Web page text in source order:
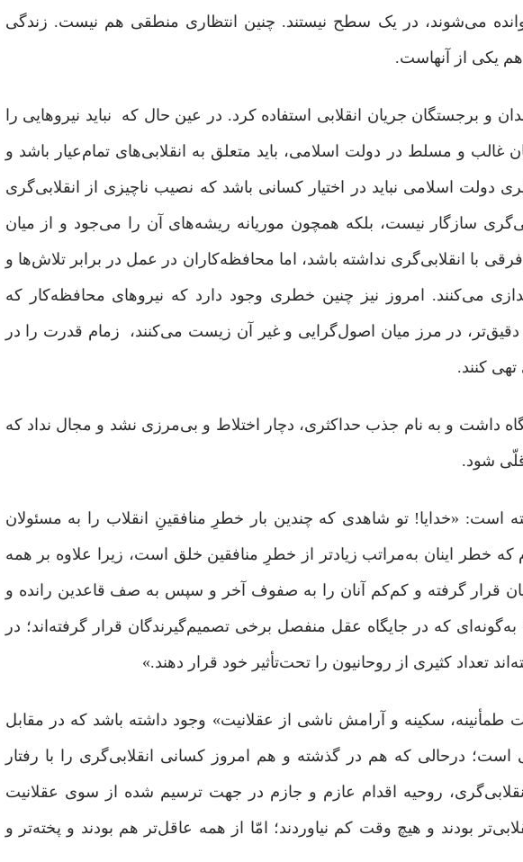
می‌شوند، در یک سطح نیستند. چنین انتظاری منطقی هم نیست. زندگی
یکی از آنهاست.
و برجستگان جریان انقلابی استفاده کرد. در عین حال که نباید نیروهایی را
غالب و مسلط در دولت اسلامی، باید متعلق به انقلابی‌های تمام‌عیار باشد و
دولت اسلامی نباید در اختیار کسانی باشد که نصیب ناچیزی از انقلابی‌گری
سازگار نیست، بلکه همچون موریانه ریشه‌های آن را می‌جود و از میان
با انقلابی‌گری نداشته باشد، اما محافظه‌کاران در عمل در برابر تلاش‌ها و
می‌کنند. امروز نیز چنین خطری وجود دارد که نیروهای محافظه‌کار که
‌دقیق‌تر، در مرز میان اصول‌گرایی و غیر آن زیست می‌کنند، زمام قدرت را در
کنند.
داشت و به نام جذب حداکثری، دچار اختلاط و بی‌مرزی نشد و مجال نداد که
شود.
است: «خدایا! تو شاهدی که چندین بار خطرِ منافقینِ انقلاب را به مسئولان
که خطر اینان به‌مراتب زیادتر از خطرِ منافقین خلق است، زیرا علاوه بر همه
قرار گرفته و کم‌کم آنان را به صفوف آخر و سپس به صف قاعدین ‌رانده‌ و
‌که در جایگاه عقل منفصل برخی تصمیم‌گیرندگان قرار گرفته‌اند؛ در
تعداد کثیری از روحانیون را تحت‌تأثیر خود قرار دهند.»
طمأنینه، سکینه و آرامش ناشی از عقلانیت» وجود داشته باشد که در مقابل
درحالی‌ که هم در گذشته و هم امروز کسانی انقلابی‌گری را با رفتار
روحیه اقدام عازم‌ و جازم در جهت ترسیم‌ شده از سوی عقلانیت
بودند و هیچ ‌وقت کم نیاوردند؛ امّا از همه عاقل‌تر هم بودند و پخته‌تر و